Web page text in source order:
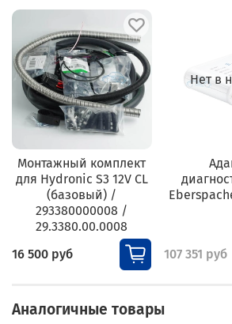
Монтажный комплект
для Hydronic S3 12V CL
(базовый) /
293380000008 /
29.3380.00.0008
16 500 руб
Нет в
107 351 руб
Аналогичные товары